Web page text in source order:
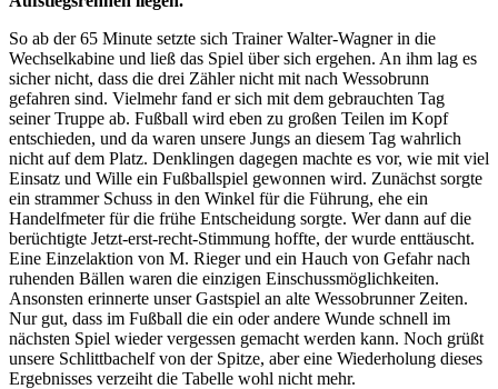
So ab der 65 Minute setzte sich Trainer Walter-Wagner in die
Wechselkabine und ließ das Spiel über sich ergehen. An ihm lag es
sicher nicht, dass die drei Zähler nicht mit nach Wessobrunn
gefahren sind. Vielmehr fand er sich mit dem gebrauchten Tag
seiner Truppe ab. Fußball wird eben zu großen Teilen im Kopf
entschieden, und da waren unsere Jungs an diesem Tag wahrlich
nicht auf dem Platz. Denklingen dagegen machte es vor, wie mit viel
Einsatz und Wille ein Fußballspiel gewonnen wird. Zunächst sorgte
ein strammer Schuss in den Winkel für die Führung, ehe ein
Handelfmeter für die frühe Entscheidung sorgte. Wer dann auf die
berüchtigte Jetzt-erst-recht-Stimmung hoffte, der wurde enttäuscht.
Eine Einzelaktion von M. Rieger und ein Hauch von Gefahr nach
ruhenden Bällen waren die einzigen Einschussmöglichkeiten.
Ansonsten erinnerte unser Gastspiel an alte Wessobrunner Zeiten.
Nur gut, dass im Fußball die ein oder andere Wunde schnell im
nächsten Spiel wieder vergessen gemacht werden kann. Noch grüßt
unsere Schlittbachelf von der Spitze, aber eine Wiederholung dieses
Ergebnisses verzeiht die Tabelle wohl nicht mehr.